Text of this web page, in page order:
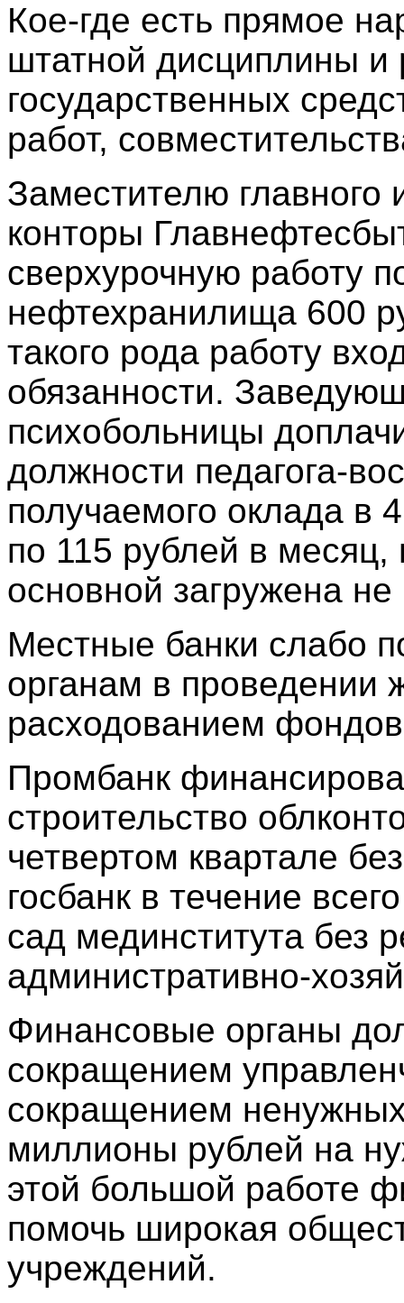
Кое-где есть прямое
штатной дисциплины и
государственных
работ,
Заместителю главного
конторы
сверхурочную работу
нефтехранилища 600
такого рода работу
обязанности.
психобольницы
должности педагога-
получаемого оклада в
по 115 рублей в месяц,
основной загружена
Местные банки слабо
органам в проведении
расходованием
Промбанк
строительство
четвертом квартале
госбанк в течение
сад мединститута без
административно-
Финансовые органы
сокращением
сокращением
миллионы рублей на
этой большой работе
помочь широкая
учреждений.